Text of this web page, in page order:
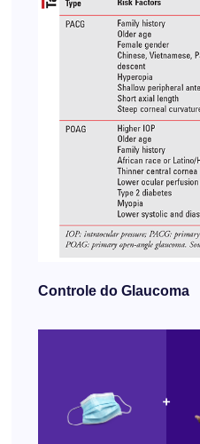
Controle do Glaucoma